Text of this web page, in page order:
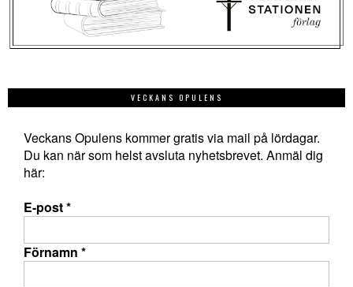
VECKANS OPULENS
Veckans Opulens kommer gratis via mail på lördagar.
Du kan när som helst avsluta nyhetsbrevet. Anmäl dig
här:
E-post*
Förnamn *